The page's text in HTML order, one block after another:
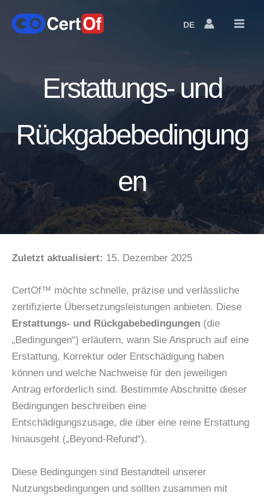
DE
Language
Erstattungs- und
Rückgabebedingung
en
Zuletzt aktualisiert: 15. Dezember 2025
CertOf™ möchte schnelle, präzise und verlässliche
zertifizierte Übersetzungsleistungen anbieten. Diese
Erstattungs- und Rückgabebedingungen (die
„Bedingungen“) erläutern, wann Sie Anspruch auf eine
Erstattung, Korrektur oder Entschädigung haben
können und welche Nachweise für den jeweiligen
Antrag erforderlich sind. Bestimmte Abschnitte dieser
Bedingungen beschreiben eine
Entschädigungszusage, die über eine reine Erstattung
hinausgeht („Beyond-Refund“).
Diese Bedingungen sind Bestandteil unserer
Nutzungsbedingungen und sollten zusammen mit